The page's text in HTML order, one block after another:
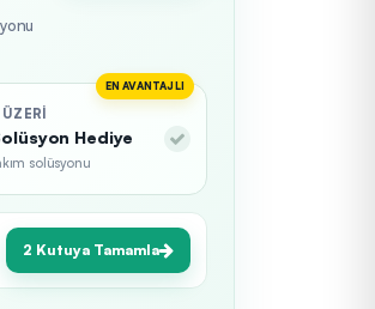
EN AVANTAJLI
Hediye
solüsyonu
2 Kutuya Tamamla